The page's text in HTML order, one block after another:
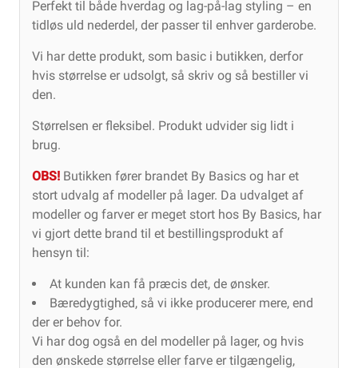
Perfekt til både hverdag og lag-på-lag styling – en
tidløs uld nederdel, der passer til enhver garderobe.
Vi har dette produkt, som basic i butikken, derfor
hvis størrelse er udsolgt, så skriv og så bestiller vi
den.
Størrelsen er fleksibel. Produkt udvider sig lidt i
brug.
OBS! Butikken fører brandet By Basics og har et
stort udvalg af modeller på lager. Da udvalget af
modeller og farver er meget stort hos By Basics, har
vi gjort dette brand til et bestillingsprodukt af
hensyn til:
At kunden kan få præcis det, de ønsker.
Bæredygtighed, så vi ikke producerer mere, end
der er behov for.
Vi har dog også en del modeller på lager, og hvis
den ønskede størrelse eller farve er tilgængelig,